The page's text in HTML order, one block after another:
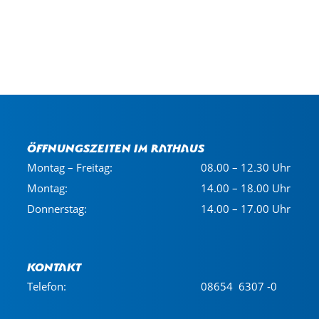
Öffnungszeiten im Rathaus
Montag – Freitag:
08.00 – 12.30 Uhr
Montag:
14.00 – 18.00 Uhr
Donnerstag:
14.00 – 17.00 Uhr
Kontakt
Telefon: 08654 6307 -0